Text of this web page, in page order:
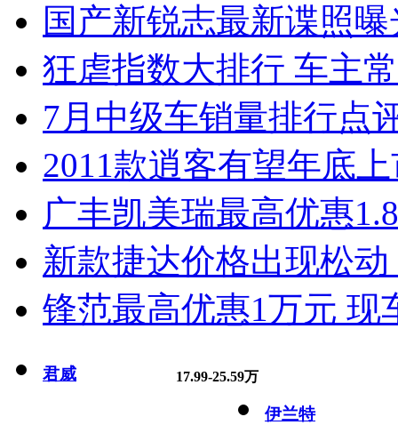
国产新锐志最新谍照
狂虐指数大排行 车主
7月中级车销量排行点
2011款逍客有望年底
广丰凯美瑞最高优惠
新款捷达价格出现松
锋范最高优惠1万元 现
君威 17.99-25.59万
伊兰特